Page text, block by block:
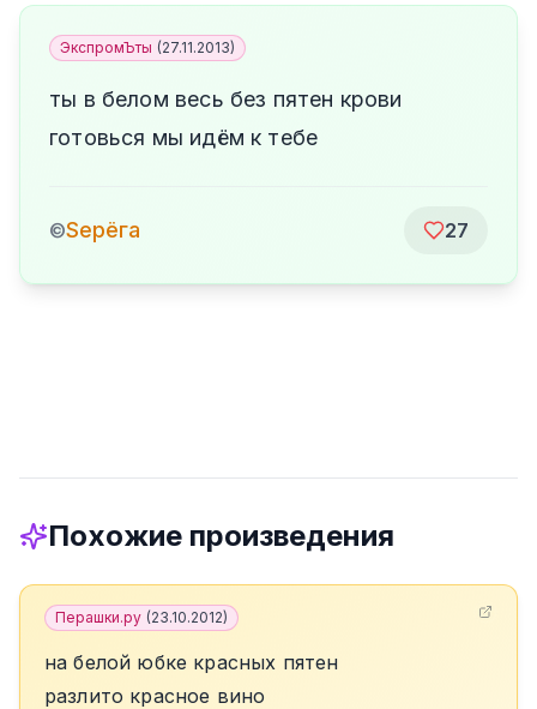
ЭкспромЪты (27.11.2013)
ты в белом весь без пятен крови
готовься мы идём к тебе
©Sерёга 27
Похожие произведения
Перашки.ру (23.10.2012)
на белой юбке красных пятен
разлито красное вино